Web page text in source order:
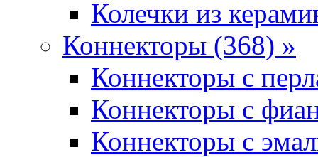
Колечки из
Коннекторы (368) »
Коннекторы с
Коннекторы с
Коннекторы с